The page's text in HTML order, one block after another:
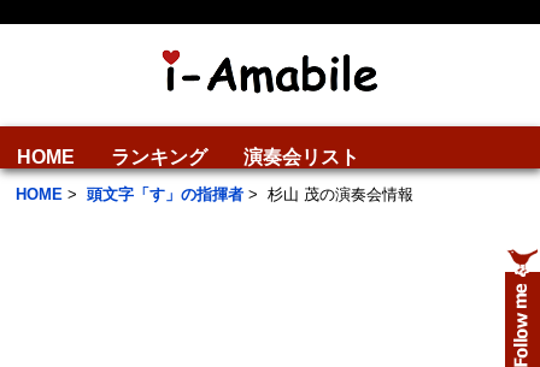
HOME ランキング 演奏会リスト
HOME > 頭文字「す」の指揮者 > 杉山 茂の演奏会情報